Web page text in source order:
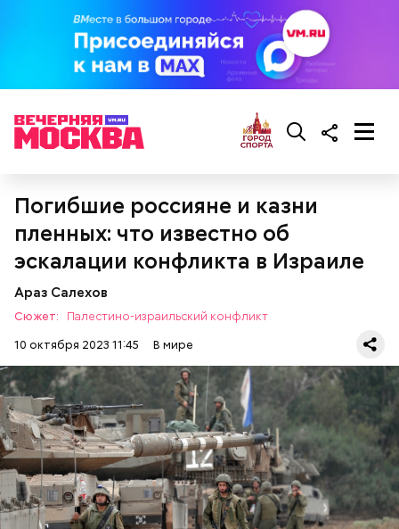
Погибшие россияне и казни
пленных: что известно об
эскалации конфликта в Израиле
Араз Салехов
Сюжет:
Палестино-израильский конфликт
10 октября 2023 11:45
В мире
Правда, уверен он, для возрождения остальных
земель, которые пострадали от аварии, нужны
современные технологии:
— Нужно выбирать относительно чистые
территории, проводить коммуникации, но в любом
случае осваивать эти земли полностью все равно